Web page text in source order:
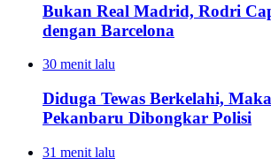
Bukan Real Madrid, Rodri
dengan Barcelona
30 menit lalu
Diduga Tewas Berkelahi,
Pekanbaru Dibongkar Polisi
31 menit lalu